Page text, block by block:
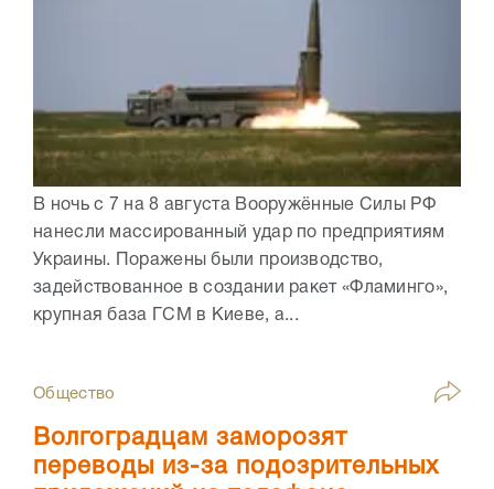
В ночь с 7 на 8 августа Вооружённые Силы РФ
нанесли массированный удар по предприятиям
Украины. Поражены были производство,
задействованное в создании ракет «Фламинго»,
крупная база ГСМ в Киеве, а...
Общество
Волгоградцам заморозят
переводы из-за подозрительных